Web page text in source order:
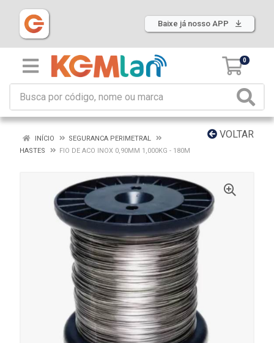
Baixe já nosso APP
0
VOLTAR
INÍCIO
SEGURANCA PERIMETRAL
HASTES
FIO DE ACO INOX 0,90MM 1,000KG - 180M